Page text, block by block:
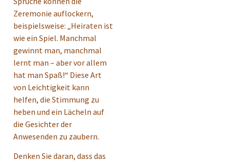
Zeremonie auflockern,
beispielsweise: „Heiraten ist
wie ein Spiel. Manchmal
gewinnt man, manchmal
lernt man – aber vor allem
hat man Spaß!“ Diese Art
von Leichtigkeit kann
helfen, die Stimmung zu
heben und ein Lächeln auf
die Gesichter der
Anwesenden zu zaubern.
Denken Sie daran, dass das